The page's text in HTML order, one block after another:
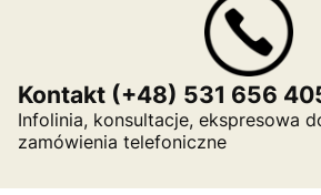
Kontakt (+48) 531 656
Infolinia, konsultacje, ekspresowa
zamówienia telefoniczne